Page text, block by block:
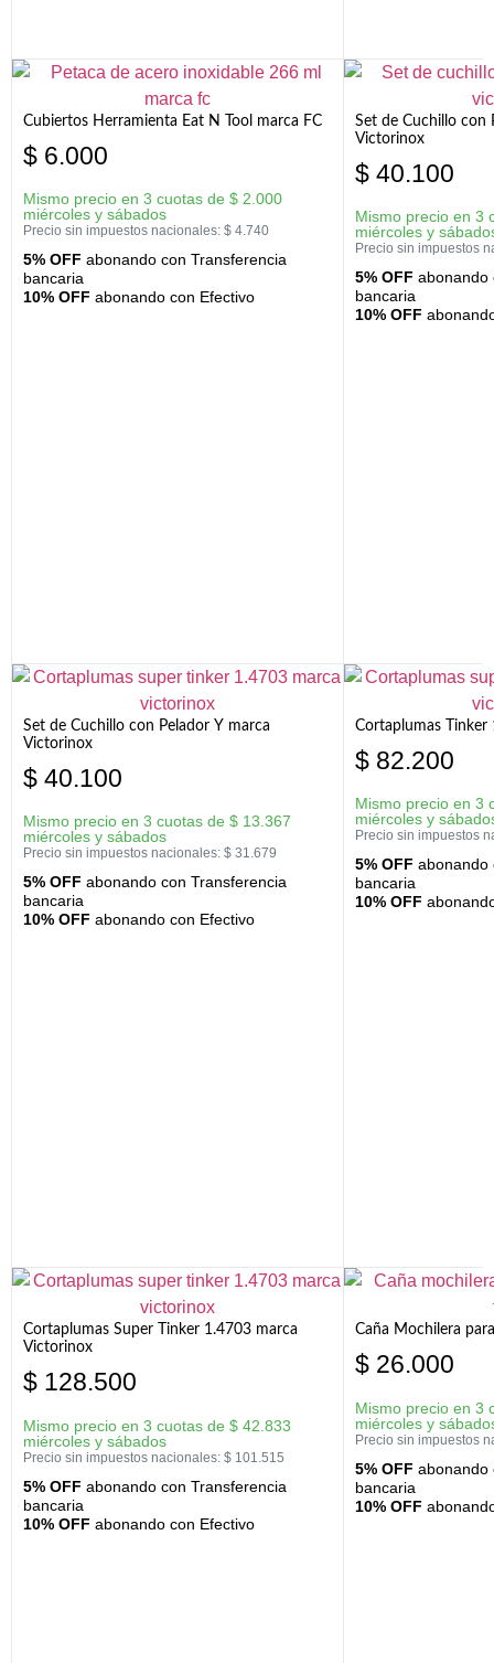
Cubiertos Herramienta Eat N Tool marca FC
$ 6.000
Mismo precio en 3 cuotas de $ 2.000
miércoles y sábados
Precio sin impuestos nacionales: $ 4.740
5% OFF abonando con Transferencia
bancaria
10% OFF abonando con Efectivo
Set de Cuchillo con
Victorinox
$ 40.100
Mismo precio en 3
miércoles y
Precio sin impuestos
5% OFF abonando
bancaria
10% OFF
Set de Cuchillo con Pelador Y marca
Victorinox
$ 40.100
Mismo precio en 3 cuotas de $ 13.367
miércoles y sábados
Precio sin impuestos nacionales: $ 31.679
5% OFF abonando con Transferencia
bancaria
10% OFF abonando con Efectivo
Cortaplumas
$ 82.200
Mismo precio en 3
miércoles y
Precio sin impuestos
5% OFF abonando
bancaria
10% OFF
Cortaplumas Super Tinker 1.4703 marca
Victorinox
$ 128.500
Mismo precio en 3 cuotas de $ 42.833
miércoles y sábados
Precio sin impuestos nacionales: $ 101.515
5% OFF abonando con Transferencia
bancaria
10% OFF abonando con Efectivo
Caña Mochilera
$ 26.000
Mismo precio en 3
miércoles y
Precio sin impuestos
5% OFF abonando
bancaria
10% OFF